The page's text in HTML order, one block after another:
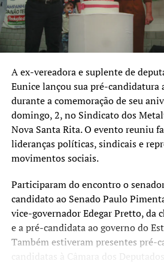
A ex-vereadora e suplente de
Eunice lançou sua pré-candidatura
durante a comemoração de seu
domingo, 2, no Sindicato dos
Nova Santa Rita. O evento reuniu
lideranças políticas, sindicais e
movimentos sociais.
Participaram do encontro o
candidato ao Senado Paulo
vice-governador Edegar Pretto, da
e a pré-candidata ao governo do
Também estiveram presentes pré-
candidatas à Câmara dos